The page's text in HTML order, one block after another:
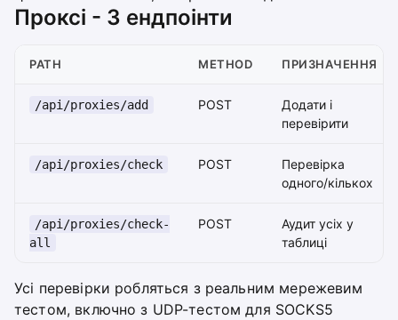
Проксі - 3 ендпоінти
PATH METHOD ПРИЗНАЧЕННЯ
/api/proxies/add POST
Додати і
перевірити
/api/proxies/check POST
Перевірка
одного/кількох
/api/proxies/check-
all
POST
Аудит усіх у
таблиці
Усі перевірки робляться з реальним мережевим
тестом, включно з UDP-тестом для SOCKS5